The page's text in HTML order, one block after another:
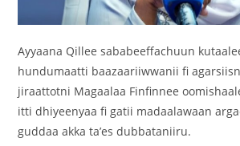
Ayyaana Qillee sababeeffachuun
hundumaatti baazaariiwwanii fi
jiraattotni Magaalaa Finfinnee
itti dhiyeenyaa fi gatii madaalawaan
guddaa akka ta’es dubbataniiru.